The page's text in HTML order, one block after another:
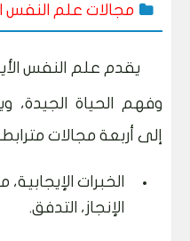
مجالات علم النفس
يقدم علم النفس
وفهم الحياة
إلى أربعة مجالات
الخبرات
الإنجاز، التدفق.